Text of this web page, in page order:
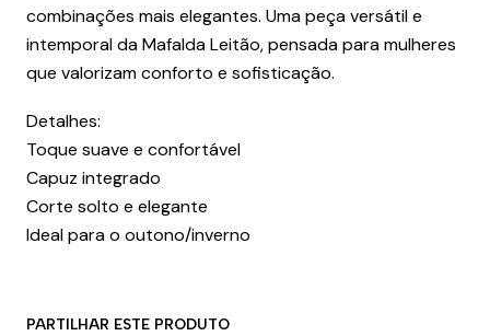
combinações mais elegantes. Uma peça versátil e
intemporal da Mafalda Leitão, pensada para mulheres
que valorizam conforto e sofisticação.
Detalhes:
Toque suave e confortável
Capuz integrado
Corte solto e elegante
Ideal para o outono/inverno
PARTILHAR ESTE PRODUTO